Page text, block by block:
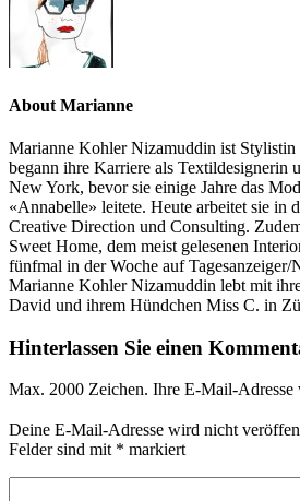
About Marianne
Marianne Kohler Nizamuddin ist Stylistin
begann ihre Karriere als Textildesignerin
New York, bevor sie einige Jahre das
«Annabelle» leitete. Heute arbeitet sie in
Creative Direction und Consulting.
Sweet Home, dem meist gelesenen
fünfmal in der Woche auf Tagesanzeiger/
Marianne Kohler Nizamuddin lebt mit
David und ihrem Hündchen Miss C. in
Hinterlassen Sie einen
Max. 2000 Zeichen. Ihre E-Mail-
Deine E-Mail-Adresse wird nicht
Felder sind mit * markiert